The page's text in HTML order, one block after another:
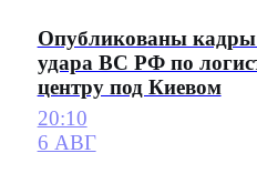
Опубликованы кадры
удара ВС РФ по
центру под Киевом
20:10
6 АВГ